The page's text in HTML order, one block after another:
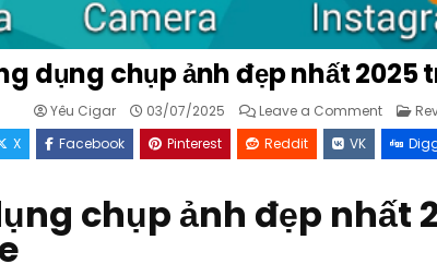
dụng chụp ảnh đẹp nhất
Yêu Cigar 03/07/2025 Leave a Commenton
Top
ứng
dụng
đẹp
nhất
2025
X Facebook Pinterest Reddit VK
chụp ảnh đẹp nhất